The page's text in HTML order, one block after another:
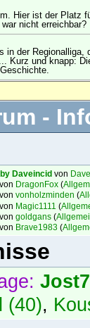
Hier ist der Platz
nicht
in der Regionalliga,
Kurz und knapp:
-
Daveincid von
von DragonFox (
vonvonholzminden (
von Magic1111 (
vongoldgans (
von Brave1983 (
(40),